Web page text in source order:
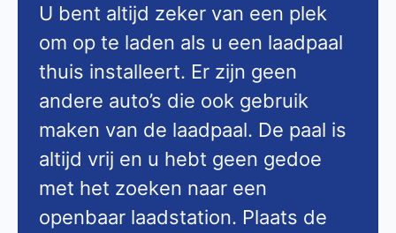
U bent altijd zeker van een plek
om op te laden als u een laadpaal
thuis installeert. Er zijn geen
andere auto’s die ook gebruik
maken van de laadpaal. De paal is
altijd vrij en u hebt geen gedoe
met het zoeken naar een
openbaar laadstation. Plaats de